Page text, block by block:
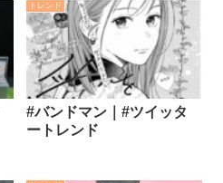
トレンド
#バンドマン｜#ツイッタ
ートレンド